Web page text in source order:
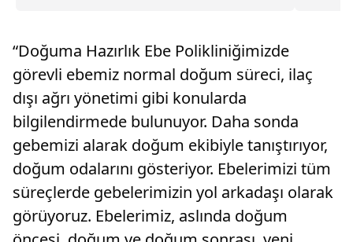
devam edeceğiz"- "2020 yılından bu yana
internet sitemiz üzerinden 7 bin 423 online
başvuru aldık. Bu rakam, sistemimize olan
güvenin de bir işaretidir"
“Doğuma Hazırlık Ebe Polikliniğimizde
görevli ebemiz normal doğum süreci, ilaç
dışı ağrı yönetimi gibi konularda
bilgilendirmede bulunuyor. Daha sonda
gebemizi alarak doğum ekibiyle tanıştırıyor,
doğum odalarını gösteriyor. Ebelerimizi tüm
süreçlerde gebelerimizin yol arkadaşı olarak
görüyoruz. Ebelerimiz, aslında doğum